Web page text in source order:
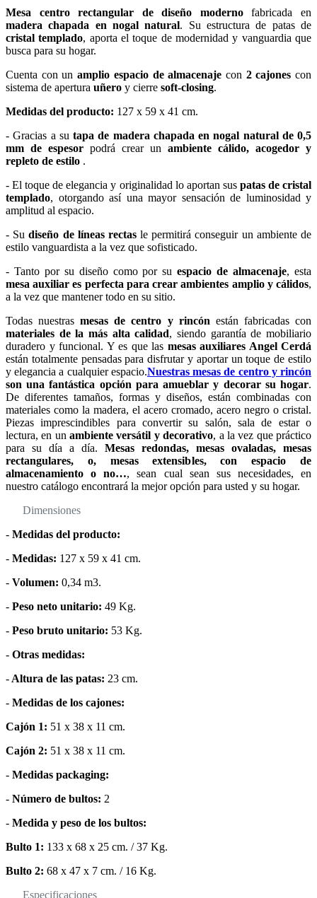
Mesa centro rectangular de diseño modernofabricada en
madera chapada en nogal natural. Su estructura de patas de
cristal templado, aporta el toque de modernidad y vanguardia que
busca para su hogar.
Cuenta con unamplio espacio de almacenaje con 2 cajones con
sistema de apertura uñero y cierre soft-closing.
Medidas del producto: 127 x 59 x 41 cm.
- Gracias a su tapa de madera chapada en nogal natural de 0,5
mm de espesor podrá crear un ambiente cálido, acogedor y
repleto de estilo .
- El toque de elegancia y originalidad lo aportan sus patas de cristal
templado, otorgando así una mayor sensación de luminosidad y
amplitud al espacio.
- Sudiseño de líneas rectasle permitirá conseguir un ambiente de
estilo vanguardista a la vez que sofisticado.
- Tanto por su diseño como por suespacio de almacenaje, esta
mesa auxiliar es perfecta para crear ambientes amplio y cálidos,
a la vez que mantener todo en su sitio.
Todas nuestrasmesas de centro y rincón están fabricadas con
materiales de la más alta calidad, siendo garantía de mobiliario
duradero y funcional. Y es que las mesas auxiliares Angel Cerdá
están totalmente pensadas para disfrutar y aportar un toque de estilo
y elegancia a cualquier espacio.Nuestras mesas de centro y rincón
son una fantástica opción para amueblar y decorar su hogar.
De diferentes tamaños, formas y diseños, están combinadas con
materiales como la madera, el acero cromado, acero negro o cristal.
Piezas imprescindibles para convertir su salón, sala de estar o
lectura, en unambiente versátil y decorativo, a la vez que práctico
para su día a día. Mesas redondas, mesas ovaladas, mesas
rectangulares, o, mesas extensibles, con espacio de
almacenamiento o no…, sean cual sean sus necesidades, en
nuestro catálogo encontrará la mejor opción para usted y su hogar.
Dimensiones
- Medidas del producto:
- Medidas: 127 x 59 x 41 cm.
- Volumen: 0,34 m3.
- Peso neto unitario: 49 Kg.
- Peso bruto unitario: 53 Kg.
- Otras medidas:
- Altura de las patas: 23 cm.
- Medidas de los cajones:
Cajón 1: 51 x 38 x 11 cm.
Cajón 2: 51 x 38 x 11 cm.
- Medidas packaging:
- Número de bultos: 2
- Medida y peso de los bultos:
Bulto 1: 133 x 68 x 25 cm. / 37 Kg.
Bulto 2: 68 x 47 x 7 cm. / 16 Kg.
Especificaciones